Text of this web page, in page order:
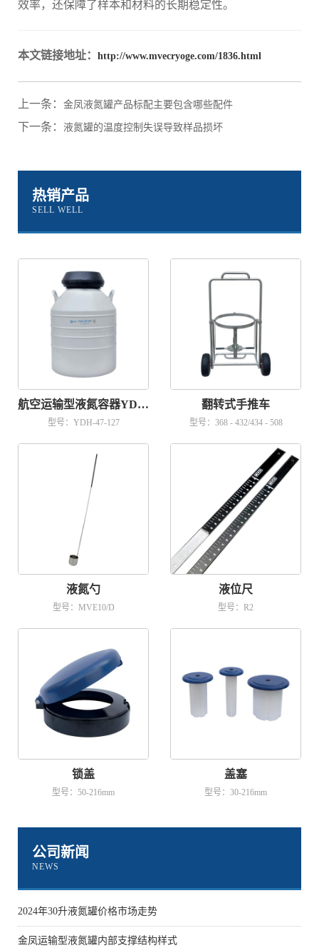
效率，还保障了样本和材料的长期稳定性。
本文链接地址： http://www.mvecryoge.com/1836.html
上一条： 金凤液氮罐产品标配主要包含哪些配件
下一条： 液氮罐的温度控制失误导致样品损坏
热销产品
SELL WELL
航空运输型液氮容器YDH-47-127
型号：YDH-47-127
翻转式手推车
型号：368 - 432/434 - 508
液氮勺
型号：MVE10/D
液位尺
型号：R2
锁盖
型号：50-216mm
盖塞
型号：30-216mm
公司新闻
NEWS
2024年30升液氮罐价格市场走势
金凤运输型液氮罐内部支撑结构样式